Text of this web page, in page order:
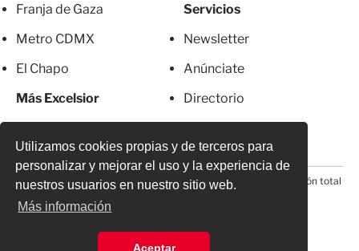
Utilizamos cookies propias y de terceros para
personalizar y mejorar el uso y la experiencia de
nuestros usuarios en nuestro sitio web.
Más información
Aceptar
Franja de Gaza
Metro CDMX
El Chapo
Más Excelsior
Servicios
Newsletter
Anúnciate
Directorio
© 2026 Todos los derechos reservados. Prohibida la reproducción total
o parcial, incluyendo cualquier medio electrónico*